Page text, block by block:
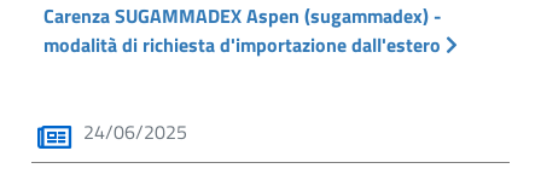
Carenza SUGAMMADEX Aspen (sugammadex) -
modalità di richiesta d'importazione dall'estero
24/06/2025